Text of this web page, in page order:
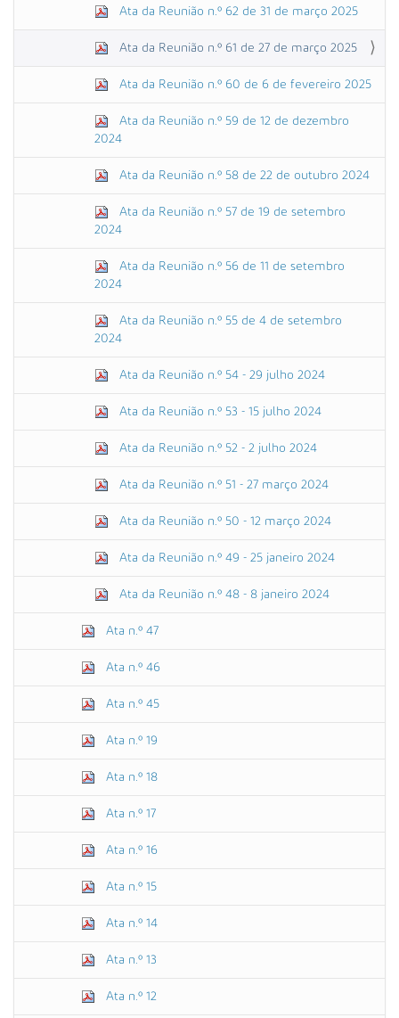
Ata da Reunião n.º 62 de 31 de março 2025
Ata da Reunião n.º 61 de 27 de março 2025
Ata da Reunião n.º 60 de 6 de fevereiro 2025
Ata da Reunião n.º 59 de 12 de dezembro
2024
Ata da Reunião n.º 58 de 22 de outubro 2024
Ata da Reunião n.º 57 de 19 de setembro
2024
Ata da Reunião n.º 56 de 11 de setembro
2024
Ata da Reunião n.º 55 de 4 de setembro
2024
Ata da Reunião n.º 54 - 29 julho 2024
Ata da Reunião n.º 53 - 15 julho 2024
Ata da Reunião n.º 52 - 2 julho 2024
Ata da Reunião n.º 51 - 27 março 2024
Ata da Reunião n.º 50 - 12 março 2024
Ata da Reunião n.º 49 - 25 janeiro 2024
Ata da Reunião n.º 48 - 8 janeiro 2024
Ata n.º 47
Ata n.º 46
Ata n.º 45
Ata n.º 19
Ata n.º 18
Ata n.º 17
Ata n.º 16
Ata n.º 15
Ata n.º 14
Ata n.º 13
Ata n.º 12